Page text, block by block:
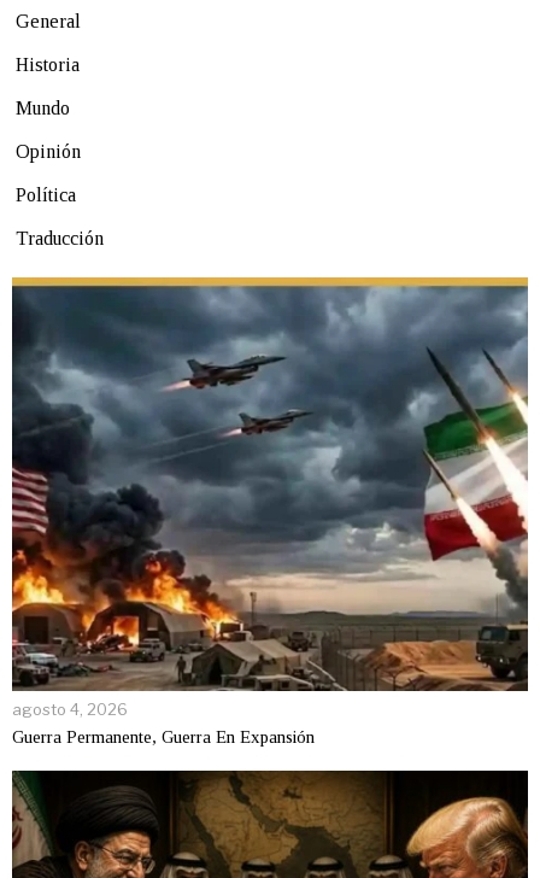
General
Historia
Mundo
Opinión
Política
Traducción
agosto 4, 2026
Guerra Permanente, Guerra En Expansión